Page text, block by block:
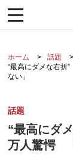
ホーム
話題
“最高にダメな右
ない」
話題
“最高にダ
万人驚愕